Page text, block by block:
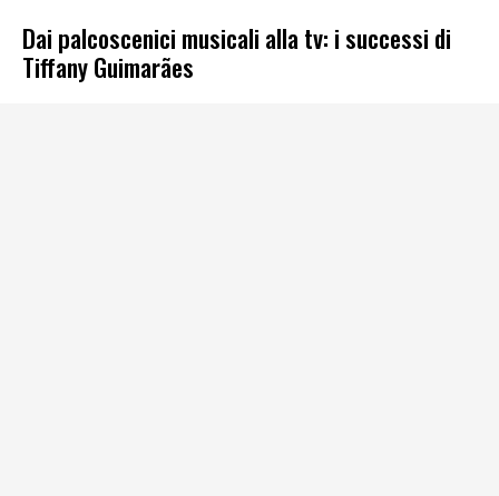
Dai palcoscenici musicali alla tv: i successi di
Tiffany Guimarães